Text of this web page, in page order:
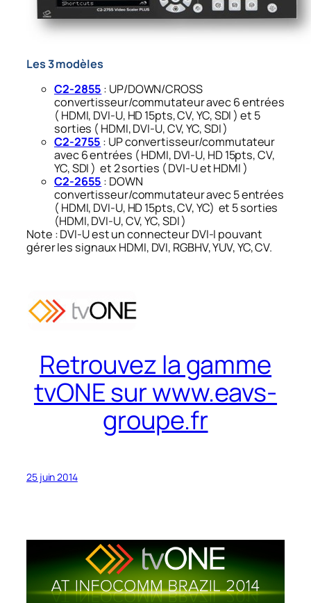
Les 3 modèles
C2-2855 : UP/DOWN/CROSS
convertisseur/commutateur avec 6 entrées
( HDMI, DVI-U, HD 15pts, CV, YC, SDI ) et 5
sorties ( HDMI, DVI-U, CV, YC, SDI )
C2-2755 : UP convertisseur/commutateur
avec 6 entrées ( HDMI, DVI-U, HD 15pts, CV,
YC, SDI ) et 2 sorties ( DVI-U et HDMI )
C2-2655 : DOWN
convertisseur/commutateur avec 5 entrées
( HDMI, DVI-U, HD 15pts, CV, YC) et 5 sorties
(HDMI, DVI-U, CV, YC, SDI )
Note : DVI-U est un connecteur DVI-I pouvant
gérer les signaux HDMI, DVI, RGBHV, YUV, YC, CV.
Retrouvez la gamme
tvONE sur www.eavs-
groupe.fr
25 juin 2014